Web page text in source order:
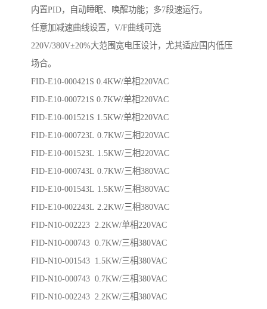
内置PID，自动睡眠、唤醒功能；多7段速运行。
任意加减速曲线设置，V/F曲线可选
220V/380V±20%大范围宽电压设计，尤其适应国内低压
场合。
FID-E10-000421S 0.4KW/单相220VAC
FID-E10-000721S 0.7KW/单相220VAC
FID-E10-001521S 1.5KW/单相220VAC
FID-E10-000723L 0.7KW/三相220VAC
FID-E10-001523L 1.5KW/三相220VAC
FID-E10-000743L 0.7KW/三相380VAC
FID-E10-001543L 1.5KW/三相380VAC
FID-E10-002243L 2.2KW/三相380VAC
FID-N10-002223 2.2KW/单相220VAC
FID-N10-000743 0.7KW/三相380VAC
FID-N10-001543 1.5KW/三相380VAC
FID-N10-000743 0.7KW/三相380VAC
FID-N10-002243 2.2KW/三相380VAC